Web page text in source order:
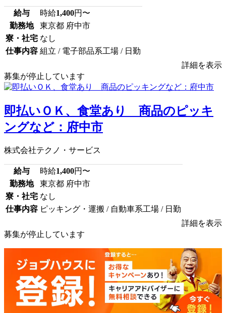
給与 時給1,400円〜
勤務地
東京都 府中市
寮・社宅 なし
仕事内容 組立 / 電子部品系工場 / 日勤
詳細を表示
募集が停止しています
即払いＯＫ、食堂あり 商品のピッキ
ングなど：府中市
株式会社テクノ・サービス
給与 時給1,400円〜
勤務地
東京都 府中市
寮・社宅 なし
仕事内容 ピッキング・運搬 / 自動車系工場 / 日勤
詳細を表示
募集が停止しています